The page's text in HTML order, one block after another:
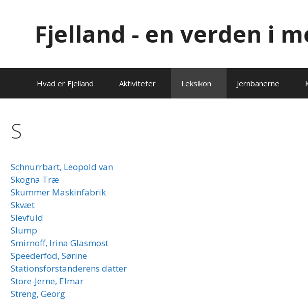
Fjelland - en verden i
Hvad er Fjelland Aktiviteter Leksikon Jernbanerne
S
Schnurrbart, Leopold van
Skogna Træ
Skummer Maskinfabrik
Skvæt
Slevfuld
Slump
Smirnoff, Irina Glasmost
Speederfod, Sørine
Stationsforstanderens datter
Store-Jerne, Elmar
Streng, Georg